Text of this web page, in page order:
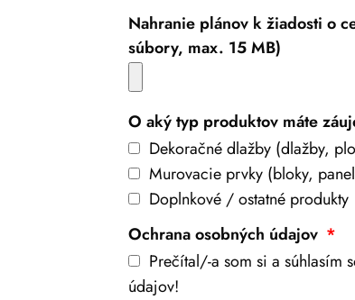
Nahranie plánov k žiadosti o
súbory, max. 15 MB)
O aký typ produktov máte
Dekoračné dlažby (dlažby,
Murovacie prvky (bloky,
Doplnkové / ostatné produkty
Ochrana osobných údajov
Prečítal/-a som si a súhlasím
údajov!